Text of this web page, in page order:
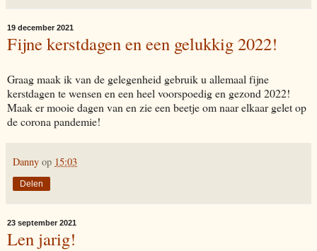
19 december 2021
Fijne kerstdagen en een gelukkig 2022!
Graag maak ik van de gelegenheid gebruik u allemaal fijne
kerstdagen te wensen en een heel voorspoedig en gezond 2022!
Maak er mooie dagen van en zie een beetje om naar elkaar gelet op
de corona pandemie!
Danny op 15:03
Delen
23 september 2021
Len jarig!